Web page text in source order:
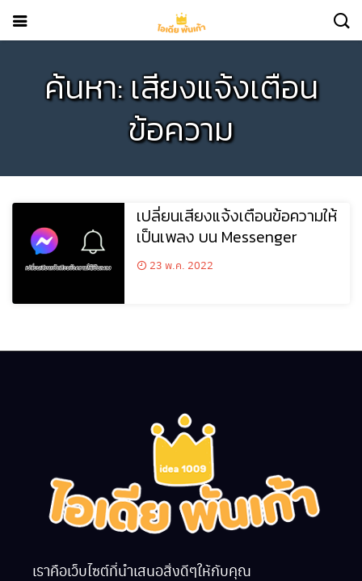
ค้นหา: เสียงแจ้งเตือน
ข้อความ
เปลี่ยนเสียงแจ้งเตือนข้อความให้
เป็นเพลง บน Messenger
23 พ.ค. 2022
เราคือเว็บไซต์ที่นำเสนอสิ่งดีๆให้กับคุณ